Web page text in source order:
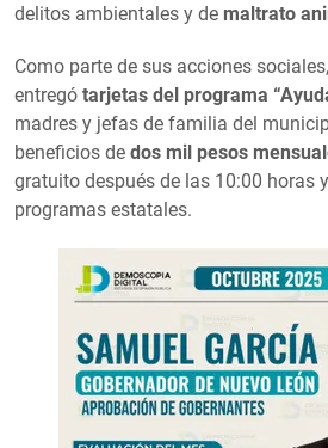
delitos ambientales y de maltrato
Como parte de sus acciones
entregó tarjetas del programa
madres y jefas de familia del
beneficios de dos mil pesos
gratuito después de las 10:00 horas
programas estatales.